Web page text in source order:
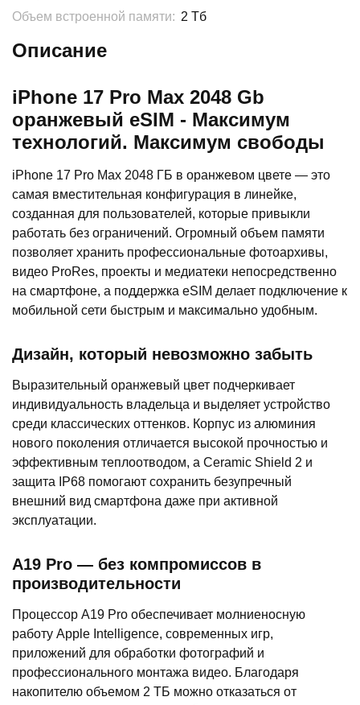
Объем встроенной памяти: 2 Тб
Описание
iPhone 17 Pro Max 2048 Gb
оранжевый eSIM - Максимум
технологий. Максимум свободы
iPhone 17 Pro Max 2048 ГБ в оранжевом цвете — это
самая вместительная конфигурация в линейке,
созданная для пользователей, которые привыкли
работать без ограничений. Огромный объем памяти
позволяет хранить профессиональные фотоархивы,
видео ProRes, проекты и медиатеки непосредственно
на смартфоне, а поддержка eSIM делает подключение к
мобильной сети быстрым и максимально удобным.
Дизайн, который невозможно забыть
Выразительный оранжевый цвет подчеркивает
индивидуальность владельца и выделяет устройство
среди классических оттенков. Корпус из алюминия
нового поколения отличается высокой прочностью и
эффективным теплоотводом, а Ceramic Shield 2 и
защита IP68 помогают сохранить безупречный
внешний вид смартфона даже при активной
эксплуатации.
A19 Pro — без компромиссов в
производительности
Процессор A19 Pro обеспечивает молниеносную
работу Apple Intelligence, современных игр,
приложений для обработки фотографий и
профессионального монтажа видео. Благодаря
накопителю объемом 2 ТБ можно отказаться от